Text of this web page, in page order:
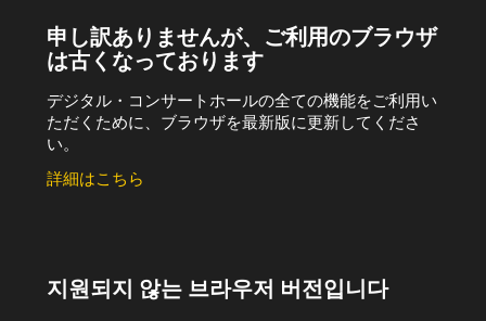
申し訳ありませんが、ご利用のブラウザ
は古くなっております
デジタル・コンサートホールの全ての機能をご利用い
ただくために、ブラウザを最新版に更新してくださ
い。
詳細はこちら
지원되지 않는 브라우저 버전입니다